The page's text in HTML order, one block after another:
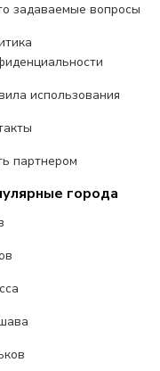
задаваемые вопросы
использования
партнером
города